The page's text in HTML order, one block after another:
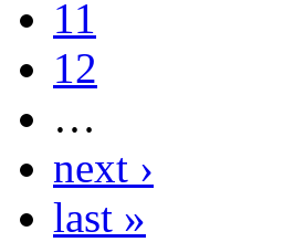
11
12
…
next ›
last »